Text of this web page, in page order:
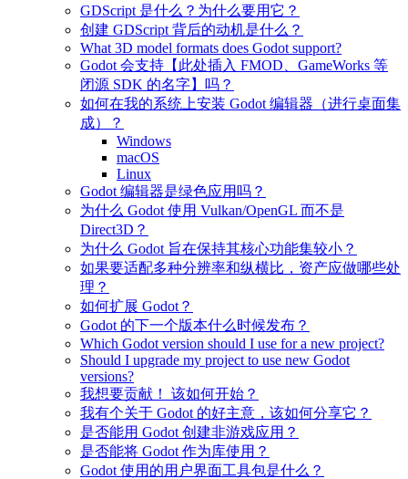
GDScript 是什么？为什么要用它？
创建 GDScript 背后的动机是什么？
What 3D model formats does Godot support?
Godot 会支持【此处插入 FMOD、GameWorks 等
闭源 SDK 的名字】吗？
如何在我的系统上安装 Godot 编辑器（进行桌面集
成）？
Windows
macOS
Linux
Godot 编辑器是绿色应用吗？
为什么 Godot 使用 Vulkan/OpenGL 而不是
Direct3D？
为什么 Godot 旨在保持其核心功能集较小？
如果要适配多种分辨率和纵横比，资产应做哪些处
理？
如何扩展 Godot？
Godot 的下一个版本什么时候发布？
Which Godot version should I use for a new project?
Should I upgrade my project to use new Godot
versions?
我想要贡献！ 该如何开始？
我有个关于 Godot 的好主意，该如何分享它？
是否能用 Godot 创建非游戏应用？
是否能将 Godot 作为库使用？
Godot 使用的用户界面工具包是什么？